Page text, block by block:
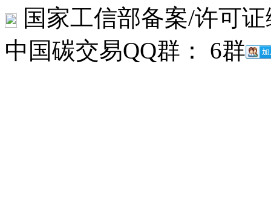
国家工信部备案/许可
中国碳交易QQ群： 6群